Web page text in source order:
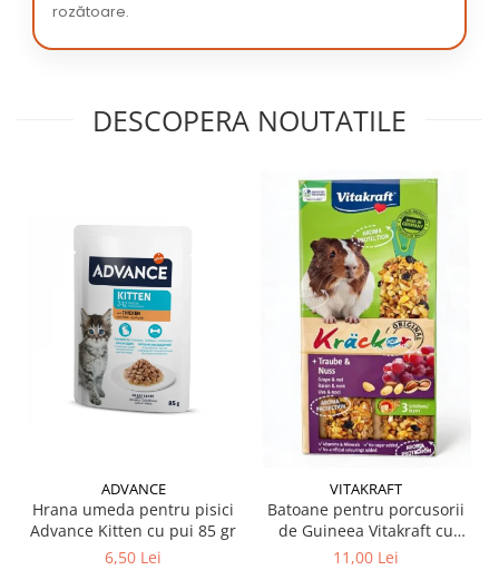
rozătoare.
DESCOPERA NOUTATILE
ADVANCE
Hrana umeda pentru pisici
Advance Kitten cu pui 85 gr
6,50 Lei
VITAKRAFT
Batoane pentru porcusorii
de Guineea Vitakraft cu
struguri & nuci 2 buc
11,00 Lei